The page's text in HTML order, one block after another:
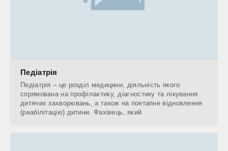
Педіатрія
Педіатрія – це розділ медицини, діяльність якого
спрямована на профілактику, діагностику та лікування
дитячих захворювань, а також на поетапне відновлення
(реабілітацію) дитини. Фахівець, який